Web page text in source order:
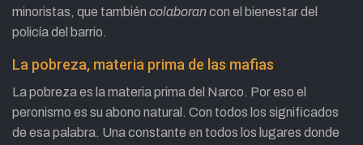
minoristas, que también colaborancon el bienestar del
policía del barrio.
La pobreza, materia prima de las mafias
La pobreza es la materia prima del Narco. Por eso el
peronismo es su abono natural. Con todos los significados
de esa palabra. Una constante en todos los lugares donde